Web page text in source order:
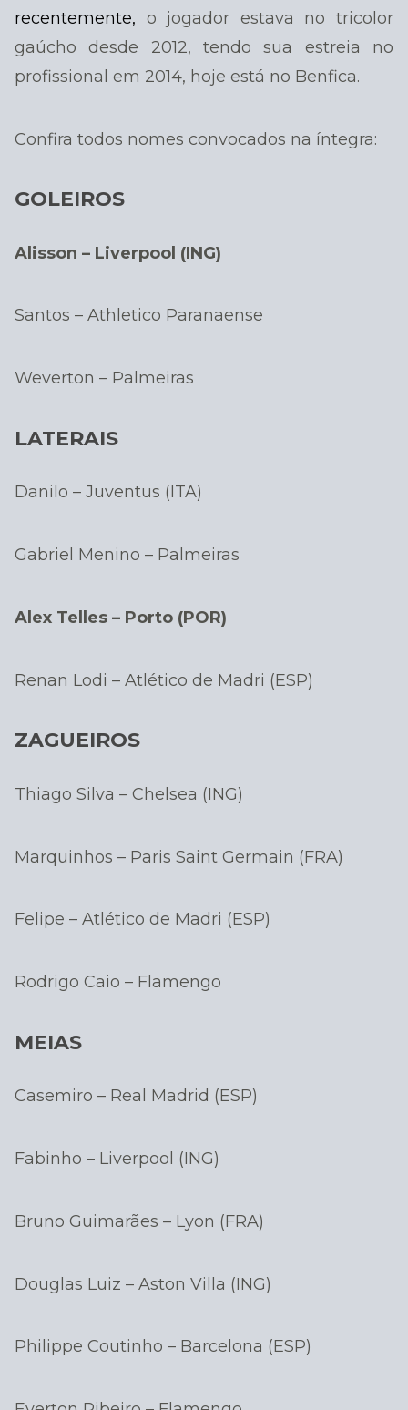
recentemente, o jogador estava no tricolor
gaúcho desde 2012, tendo sua estreia no
profissional em 2014, hoje está no Benfica.
Confira todos nomes convocados na íntegra:
GOLEIROS
Alisson – Liverpool (ING)
Santos – Athletico Paranaense
Weverton – Palmeiras
LATERAIS
Danilo – Juventus (ITA)
Gabriel Menino – Palmeiras
Alex Telles – Porto (POR)
Renan Lodi – Atlético de Madri (ESP)
ZAGUEIROS
Thiago Silva – Chelsea (ING)
Marquinhos – Paris Saint Germain (FRA)
Felipe – Atlético de Madri (ESP)
Rodrigo Caio – Flamengo
MEIAS
Casemiro – Real Madrid (ESP)
Fabinho – Liverpool (ING)
Bruno Guimarães – Lyon (FRA)
Douglas Luiz – Aston Villa (ING)
Philippe Coutinho – Barcelona (ESP)